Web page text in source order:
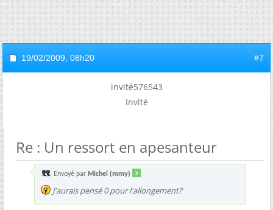
19/02/2009, 08h20 #7
invité576543
Invité
Re : Un ressort en apesanteur
Envoyé par Michel (mmy)
J'aurais pensé 0 pour l'allongement?